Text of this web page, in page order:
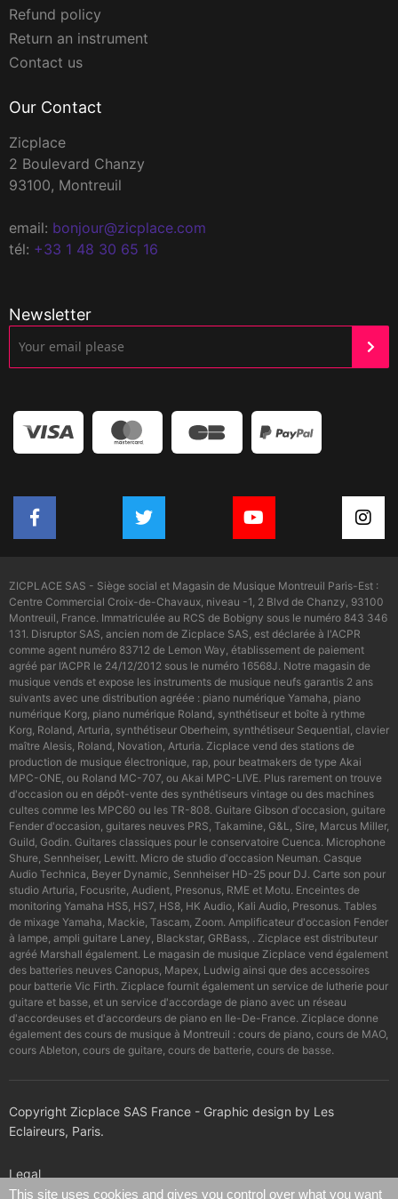
Refund policy
Return an instrument
Contact us
Our Contact
Zicplace
2 Boulevard Chanzy
93100, Montreuil
email: bonjour@zicplace.com
tél: +33 1 48 30 65 16
Newsletter
ZICPLACE SAS - Siège social et Magasin de Musique Montreuil Paris-Est :
Centre Commercial Croix-de-Chavaux, niveau -1, 2 Blvd de Chanzy, 93100
Montreuil, France. Immatriculée au RCS de Bobigny sous le numéro 843 346
131. Disruptor SAS, ancien nom de Zicplace SAS, est déclarée à l'ACPR
comme agent numéro 83712 de Lemon Way, établissement de paiement
agréé par l’ACPR le 24/12/2012 sous le numéro 16568J. Notre magasin de
musique vends et expose les instruments de musique neufs garantis 2 ans
suivants avec une distribution agréée : piano numérique Yamaha, piano
numérique Korg, piano numérique Roland, synthétiseur et boîte à rythme
Korg, Roland, Arturia, synthétiseur Oberheim, synthétiseur Sequential, clavier
maître Alesis, Roland, Novation, Arturia. Zicplace vend des stations de
production de musique électronique, rap, pour beatmakers de type Akai
MPC-ONE, ou Roland MC-707, ou Akai MPC-LIVE. Plus rarement on trouve
d'occasion ou en dépôt-vente des synthétiseurs vintage ou des machines
cultes comme les MPC60 ou les TR-808. Guitare Gibson d'occasion, guitare
Fender d'occasion, guitares neuves PRS, Takamine, G&L, Sire, Marcus Miller,
Guild, Godin. Guitares classiques pour le conservatoire Cuenca. Microphone
Shure, Sennheiser, Lewitt. Micro de studio d'occasion Neuman. Casque
Audio Technica, Beyer Dynamic, Sennheiser HD-25 pour DJ. Carte son pour
studio Arturia, Focusrite, Audient, Presonus, RME et Motu. Enceintes de
monitoring Yamaha HS5, HS7, HS8, HK Audio, Kali Audio, Presonus. Tables
de mixage Yamaha, Mackie, Tascam, Zoom. Amplificateur d'occasion Fender
à lampe, ampli guitare Laney, Blackstar, GRBass, . Zicplace est distributeur
agréé Marshall également. Le magasin de musique Zicplace vend également
des batteries neuves Canopus, Mapex, Ludwig ainsi que des accessoires
pour batterie Vic Firth. Zicplace fournit également un service de lutherie pour
guitare et basse, et un service d'accordage de piano avec un réseau
d'accordeuses et d'accordeurs de piano en Ile-De-France. Zicplace donne
également des cours de musique à Montreuil : cours de piano, cours de MAO,
cours Ableton, cours de guitare, cours de batterie, cours de basse.
Copyright Zicplace SAS France - Graphic design by Les
Eclaireurs, Paris.
Legal
This site uses cookies and gives you control over what you want